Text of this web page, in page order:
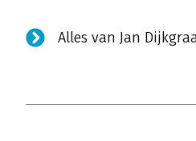
Alles van Jan